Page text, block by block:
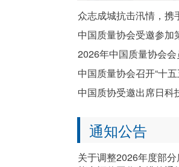
通知公告
关于调整2026年度部